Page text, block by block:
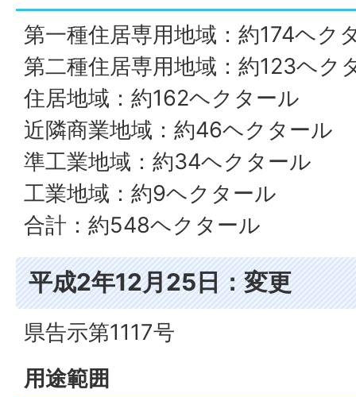
第一種住居専用地域：約174ヘク
第二種住居専用地域：約123ヘク
住居地域：約162ヘクタール
近隣商業地域：約46ヘクタール
準工業地域：約34ヘクタール
工業地域：約9ヘクタール
合計：約548ヘクタール
平成2年12月25日：変更
県告示第1117号
用途範囲